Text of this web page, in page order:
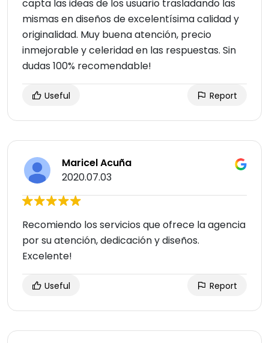
capta las ideas de los usuario trasladando las
mismas en diseños de excelentísima calidad y
originalidad. Muy buena atención, precio
inmejorable y celeridad en las respuestas. Sin
dudas 100% recomendable!
Useful Report
Maricel Acuña
2020.07.03
Recomiendo los servicios que ofrece la agencia
por su atención, dedicación y diseños.
Excelente!
Useful Report